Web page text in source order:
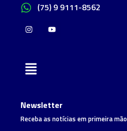
(75) 9 9111-8562
Newsletter
Receba as notícias em primeira